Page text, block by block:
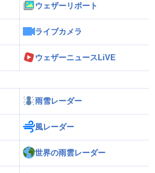
ウェザーリポート
ライブカメラ
ウェザーニュースLiVE
雨雪レーダー
風レーダー
世界の雨雲レーダー